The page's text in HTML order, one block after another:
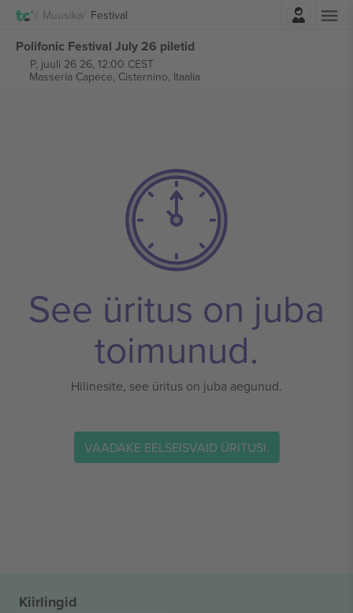
Muusika Festival
Polifonic Festival July 26 piletid
P, juuli 26 26, 12:00 CEST
Masseria Capece, Cisternino, Itaalia
See üritus on juba
toimunud.
Hilinesite, see üritus on juba aegunud.
VAADAKE EELSEISVAID ÜRITUSI.
Kiirlingid